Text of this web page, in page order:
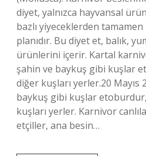
diyet, yalnızca hayvansal
bazlı yiyeceklerden
planıdır. Bu diyet et, balık,
ürünlerini içerir. Kartal
şahin ve baykuş gibi kuşlar
diğer kuşları yerler.20 Mayıs
baykuş gibi kuşlar
kuşları yerler. Karnivor
etçiller, ana besin…